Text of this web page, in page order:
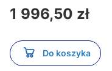
Cena
1 996,50 zł
Do koszyka